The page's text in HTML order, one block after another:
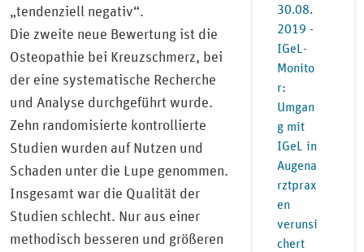
„tendenziell negativ“.
Die zweite neue Bewertung ist die
Osteopathie bei Kreuzschmerz, bei
der eine systematische Recherche
und Analyse durchgeführt wurde.
Zehn randomisierte kontrollierte
Studien wurden auf Nutzen und
Schaden unter die Lupe genommen.
Insgesamt war die Qualität der
Studien schlecht. Nur aus einer
methodisch besseren und größeren
30.08.
2019 -
IGeL-
Monito
r:
Umgan
g mit
IGeL in
Augena
rztprax
en
verunsi
chert